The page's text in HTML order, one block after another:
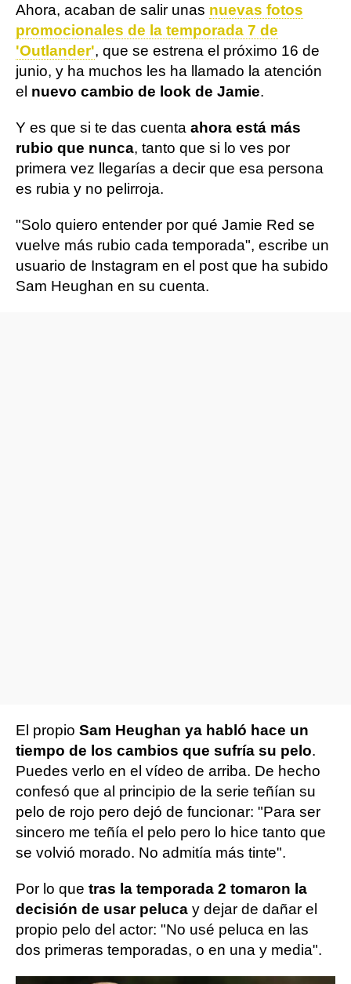
Ahora, acaban de salir unas nuevas fotos
promocionales de la temporada 7 de
'Outlander', que se estrena el próximo 16 de
junio, y ha muchos les ha llamado la atención
el nuevo cambio de look de Jamie.
Y es que si te das cuenta ahora está más
rubio que nunca, tanto que si lo ves por
primera vez llegarías a decir que esa persona
es rubia y no pelirroja.
"Solo quiero entender por qué Jamie Red se
vuelve más rubio cada temporada", escribe un
usuario de Instagram en el post que ha subido
Sam Heughan en su cuenta.
El propio Sam Heughan ya habló hace un
tiempo de los cambios que sufría su pelo.
Puedes verlo en el vídeo de arriba. De hecho
confesó que al principio de la serie teñían su
pelo de rojo pero dejó de funcionar: "Para ser
sincero me teñía el pelo pero lo hice tanto que
se volvió morado. No admitía más tinte".
Por lo que tras la temporada 2 tomaron la
decisión de usar peluca y dejar de dañar el
propio pelo del actor: "No usé peluca en las
dos primeras temporadas, o en una y media".